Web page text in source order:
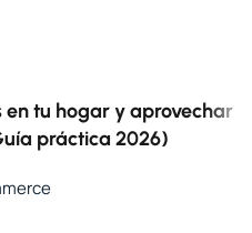
tu hogar y aprovechar
práctica 2026)